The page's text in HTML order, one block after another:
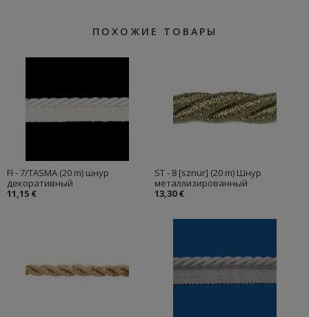
ПОХОЖИЕ ТОВАРЫ
FI - 7/TASMA (20 m) шнур
декоративный
11,15 €
ST - 8 [sznur] (20 m) Шнур
металлизированный
13,30 €